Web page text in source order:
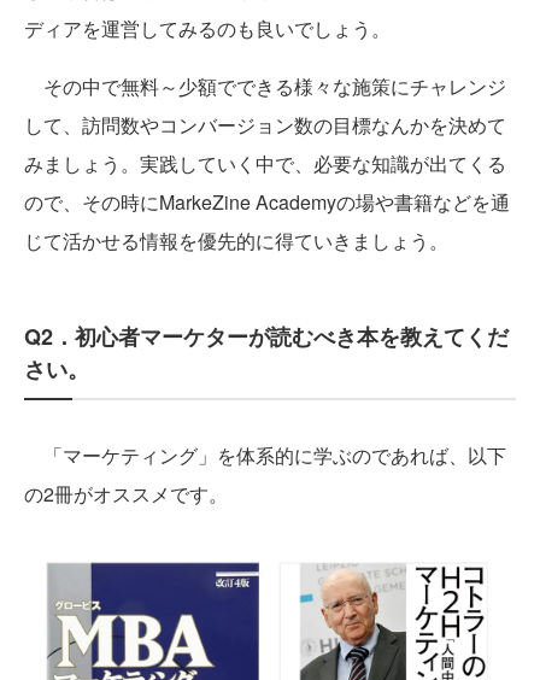
ディアを運営してみるのも良いでしょう。
その中で無料～少額でできる様々な施策にチャレンジ
して、訪問数やコンバージョン数の目標なんかを決めて
みましょう。実践していく中で、必要な知識が出てくる
ので、その時にMarkeZine Academyの場や書籍などを通
じて活かせる情報を優先的に得ていきましょう。
Q2．初心者マーケターが読むべき本を教えてくだ
さい。
「マーケティング」を体系的に学ぶのであれば、以下
の2冊がオススメです。